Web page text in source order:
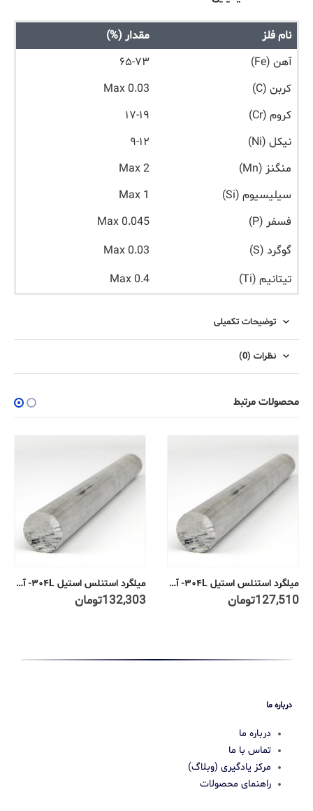
نام فلز
مقدار (%)
آهن (Fe)
۶۵-۷۳
کربن (C)
Max 0.03
کروم (Cr)
۱۷-۱۹
نیکل (Ni)
۹-۱۲
منگنز (Mn)
Max 2
سیلیسیوم (Si)
Max 1
فسفر (P)
Max 0.045
گوگرد (S)
Max 0.03
تیتانیم (Ti)
Max 0.4
توضیحات تکمیلی
نظرات (0)
محصولات مرتبط
میلگرد استنلس استیل ۳۰۴L- آنیل شده تمام کاری سرد ۶ میلیمتر
127,510تومان
میلگرد استنلس استیل ۳۰۴L- آنیل شده تمام کاری سرد ۸۰ میلیمتر
132,303تومان
درباره ما
درباره ما
تماس با ما
مرکز یادگیری (وبلاگ)
راهنمای محصولات